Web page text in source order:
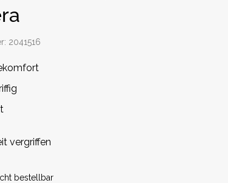
2041516
vergriffen
bestellbar